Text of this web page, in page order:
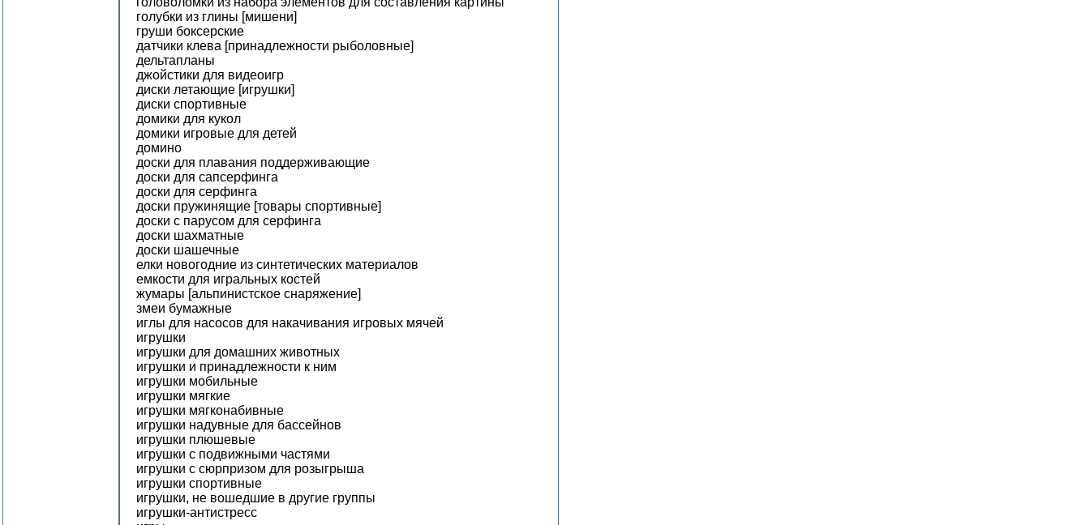
голубки из глины [мишени]
груши боксерские
датчики клева [принадлежности рыболовные]
дельтапланы
джойстики для видеоигр
диски летающие [игрушки]
диски спортивные
домики для кукол
домики игровые для детей
домино
доски для плавания поддерживающие
доски для сапсерфинга
доски для серфинга
доски пружинящие [товары спортивные]
доски с парусом для серфинга
доски шахматные
доски шашечные
елки новогодние из синтетических материалов
емкости для игральных костей
жумары [альпинистское снаряжение]
змеи бумажные
иглы для насосов для накачивания игровых мячей
игрушки
игрушки для домашних животных
игрушки и принадлежности к ним
игрушки мобильные
игрушки мягкие
игрушки мягконабивные
игрушки надувные для бассейнов
игрушки плюшевые
игрушки с подвижными частями
игрушки с сюрпризом для розыгрыша
игрушки спортивные
игрушки, не вошедшие в другие группы
игрушки-антистресс